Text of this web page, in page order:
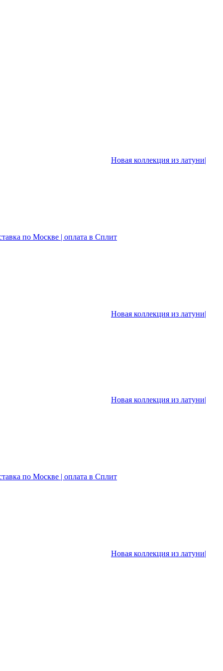
Новая коллекция из латуни|
по Москве | оплата в Сплит
Новая коллекция из латуни|
Новая коллекция из латуни|
по Москве | оплата в Сплит
Новая коллекция из латуни|